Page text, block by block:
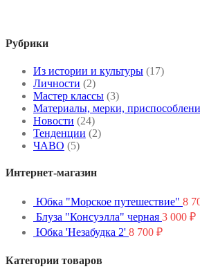
Рубрики
Из истории и культуры (17)
Личности (2)
Мастер классы (3)
Материалы, мерки,
Новости (24)
Тенденции (2)
ЧАВО (5)
Интернет-магазин
Юбка "Морское путешествие" 8
Блуза "Консуэлла" черная 3 000 ₽
Юбка 'Незабудка 2' 8 700 ₽
Категории товаров